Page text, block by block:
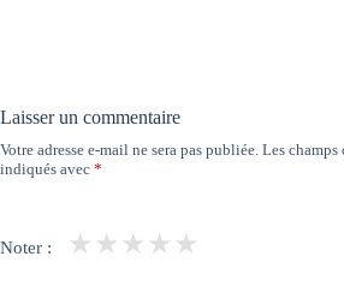
Laisser un commentaire
Votre adresse e-mail ne sera pas publiée. Les
indiqués avec *
Noter : ★
★
★
★
★